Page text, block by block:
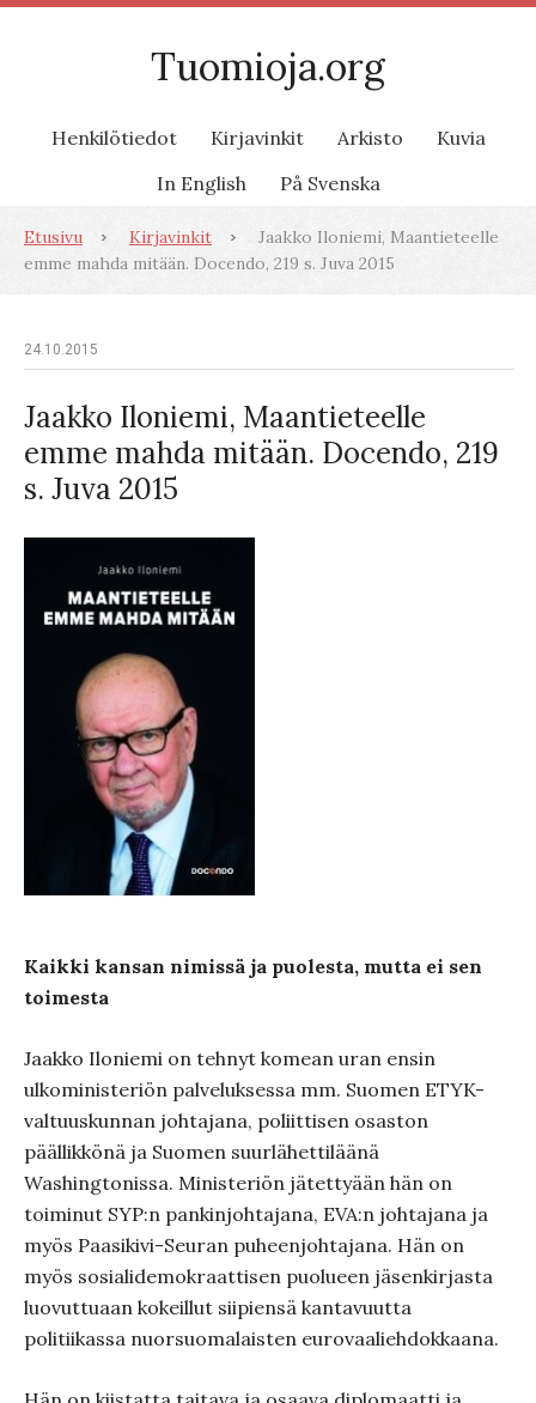
Tuomioja.org
Henkilötiedot Kirjavinkit Arkisto
Kuvia
In English
På Svenska
Etusivu Kirjavinkit
Jaakko Iloniemi, Maantieteelle
emme mahda mitään. Docendo, 219 s. Juva 2015
24.10.2015
Jaakko Iloniemi, Maantieteelle
emme mahda mitään. Docendo, 219
s. Juva 2015
Kaikki kansan nimissä ja puolesta, mutta ei sen
toimesta
Jaakko Iloniemi on tehnyt komean uran ensin
ulkoministeriön palveluksessa mm. Suomen ETYK-
valtuuskunnan johtajana, poliittisen osaston
päällikkönä ja Suomen suurlähettiläänä
Washingtonissa. Ministeriön jätettyään hän on
toiminut SYP:n pankinjohtajana, EVA:n johtajana ja
myös Paasikivi-Seuran puheenjohtajana. Hän on
myös sosialidemokraattisen puolueen jäsenkirjasta
luovuttuaan kokeillut siipiensä kantavuutta
politiikassa nuorsuomalaisten eurovaaliehdokkaana.